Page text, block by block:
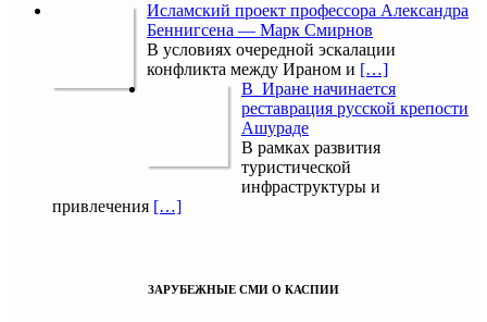
Исламский проект профессора Александра
Беннигсена — Марк Смирнов
В условиях очередной эскалации
конфликта между Ираном и […]
В Иране начинается
реставрация русской крепости
Ашураде
В рамках развития
туристической
инфраструктуры и
привлечения […]
ЗАРУБЕЖНЫЕ СМИ О КАСПИИ